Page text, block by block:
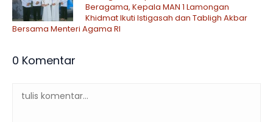
Beragama, Kepala MAN 1 Lamongan
Khidmat Ikuti Istigasah dan Tabligh Akbar
Bersama Menteri Agama RI
0 Komentar